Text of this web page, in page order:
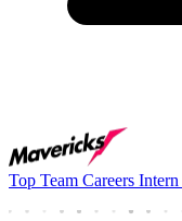
Top Team Careers Intern